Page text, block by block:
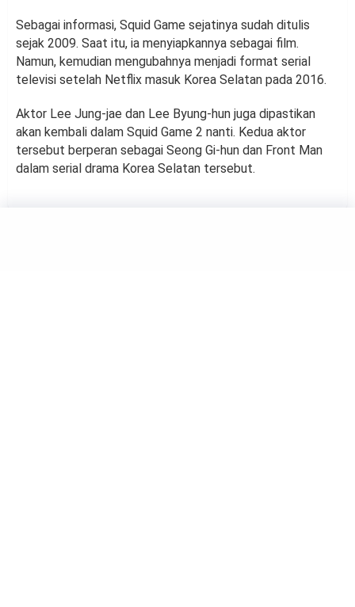
Sebagai informasi, Squid Game sejatinya sudah ditulis
sejak 2009. Saat itu, ia menyiapkannya sebagai film.
Namun, kemudian mengubahnya menjadi format serial
televisi setelah Netflix masuk Korea Selatan pada 2016.
Aktor Lee Jung-jae dan Lee Byung-hun juga dipastikan
akan kembali dalam Squid Game 2 nanti. Kedua aktor
tersebut berperan sebagai Seong Gi-hun dan Front Man
dalam serial drama Korea Selatan tersebut.